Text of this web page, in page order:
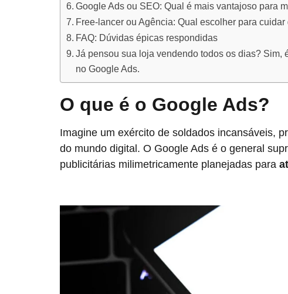
Google Ads ou SEO: Qual é mais vantajoso para
Free-lancer ou Agência: Qual escolher para
FAQ: Dúvidas épicas respondidas
Já pensou sua loja vendendo todos os dias?
no Google Ads.
O que é o Google Ads?
Imagine um exército de soldados incansáveis,
do mundo digital. O Google Ads é o general
publicitárias milimetricamente planejadas para